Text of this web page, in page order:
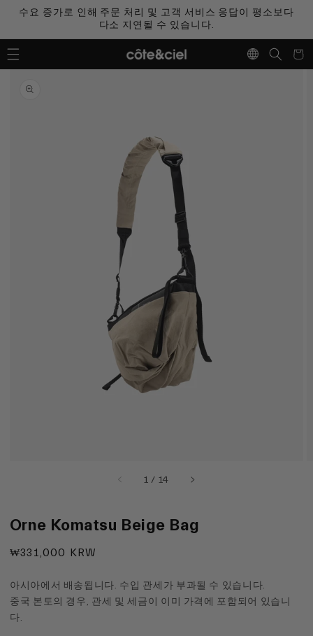
로 건너
수요 증가로 인해 주문 처리 및 고객 서비스 응답이 평소보다
다소 지연될 수 있습니다.
구
제품 정
너뛰기
리
보
기
에
서
미
디
1 / 의
14
Orne Komatsu Beige Bag
정
가
격
₩331,000 KRW
아시아에서 배송됩니다. 수입 관세가 부과될 수 있습니다.
중국 본토의 경우, 관세 및 세금이 이미 가격에 포함되어 있습니
다.